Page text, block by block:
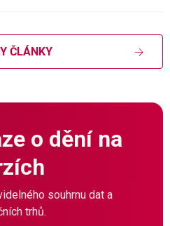
ČLÁNKY
o dění na
souhrnu dat a
trhů.